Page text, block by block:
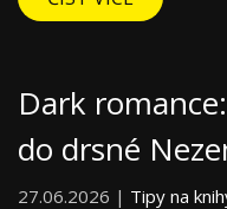
Dark
do drsné
27.06.2026 | Tipy na